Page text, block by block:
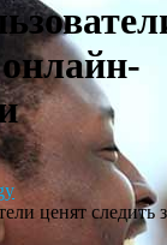
ценят следить